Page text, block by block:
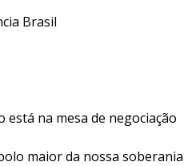
Brasil
na mesa de negociação
maior da nossa soberania